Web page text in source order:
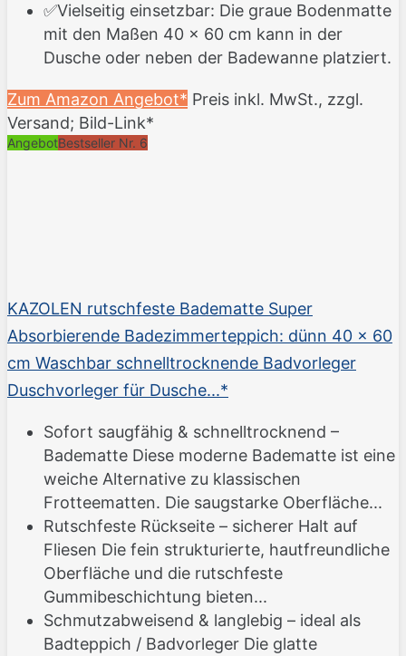
✅Vielseitig einsetzbar: Die graue Bodenmatte
mit den Maßen 40 x 60 cm kann in der
Dusche oder neben der Badewanne platziert.
Zum Amazon Angebot* Preis inkl. MwSt., zzgl.
Versand; Bild-Link*
AngebotBestseller Nr. 6
KAZOLEN rutschfeste Badematte Super
Absorbierende Badezimmerteppich: dünn 40 x 60
cm Waschbar schnelltrocknende Badvorleger
Duschvorleger für Dusche...*
Sofort saugfähig & schnelltrocknend –
Badematte Diese moderne Badematte ist eine
weiche Alternative zu klassischen
Frotteematten. Die saugstarke Oberfläche...
Rutschfeste Rückseite – sicherer Halt auf
Fliesen Die fein strukturierte, hautfreundliche
Oberfläche und die rutschfeste
Gummibeschichtung bieten...
Schmutzabweisend & langlebig – ideal als
Badteppich / Badvorleger Die glatte